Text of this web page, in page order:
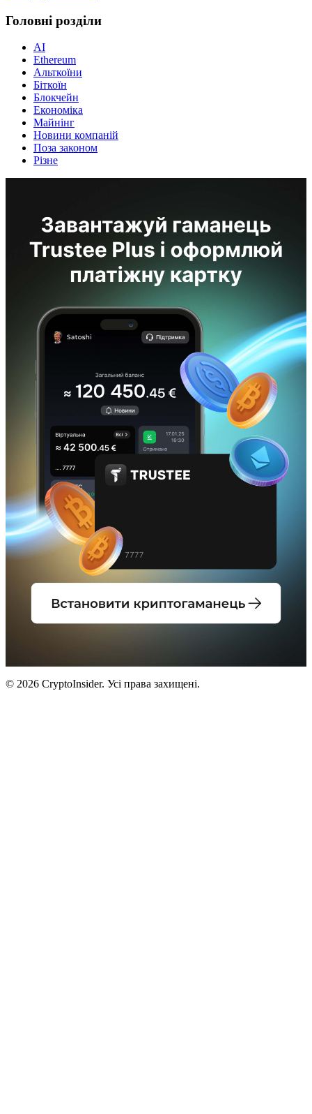
Головні розділи
AI
Ethereum
Альткоїни
Біткоїн
Блокчейн
Економіка
Майнінг
Новини компаній
Поза законом
Різне
© 2026 CryptoInsider. Усі права захищені.